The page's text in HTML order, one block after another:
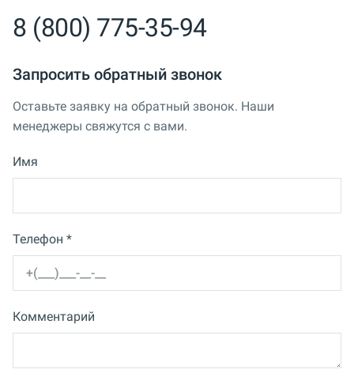
8 (800) 775-35-94
Запросить обратный звонок
Оставьте заявку на обратный звонок. Наши
менеджеры свяжутся с вами.
Имя
Телефон *
Комментарий